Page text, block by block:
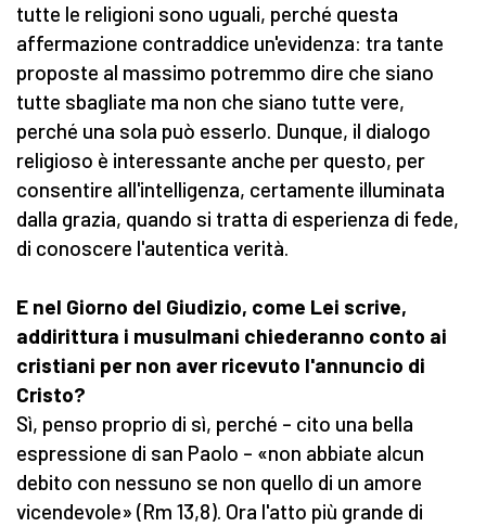
tutte le religioni sono uguali, perché questa
affermazione contraddice un'evidenza: tra tante
proposte al massimo potremmo dire che siano
tutte sbagliate ma non che siano tutte vere,
perché una sola può esserlo. Dunque, il dialogo
religioso è interessante anche per questo, per
consentire all'intelligenza, certamente illuminata
dalla grazia, quando si tratta di esperienza di fede,
di conoscere l'autentica verità.
E nel Giorno del Giudizio, come Lei scrive,
addirittura i musulmani chiederanno conto ai
cristiani per non aver ricevuto l'annuncio di
Cristo?
Sì, penso proprio di sì, perché – cito una bella
espressione di san Paolo – «non abbiate alcun
debito con nessuno se non quello di un amore
vicendevole» (Rm 13,8). Ora l'atto più grande di